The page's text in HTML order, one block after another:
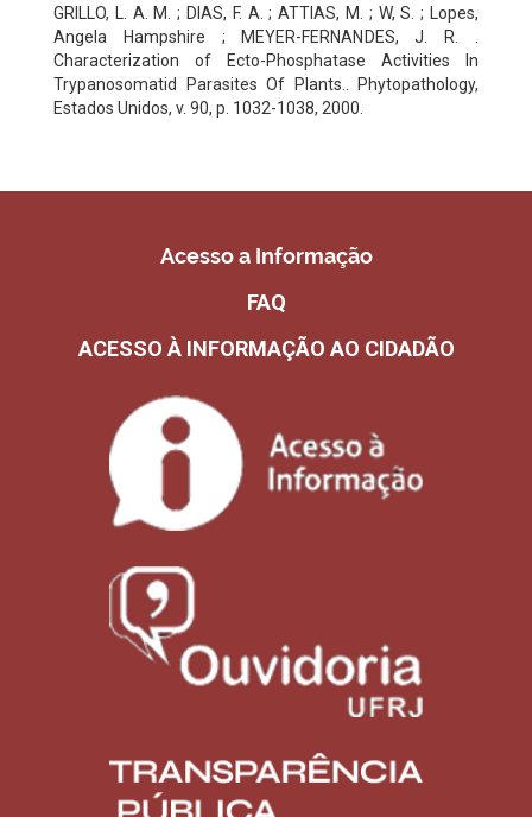
GRILLO, L. A. M. ; DIAS, F. A. ; ATTIAS, M. ; W, S. ; Lopes,
Angela Hampshire ; MEYER-FERNANDES, J. R. .
Characterization of Ecto-Phosphatase Activities In
Trypanosomatid Parasites Of Plants.. Phytopathology,
Estados Unidos, v. 90, p. 1032-1038, 2000.
Acesso a Informação
FAQ
ACESSO À INFORMAÇÃO AO CIDADÃO